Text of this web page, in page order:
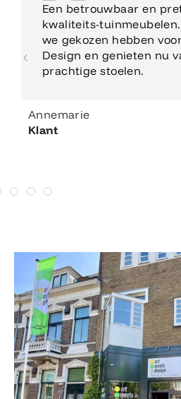
Een betrouwbaar en
kwaliteits-
we gekozen hebben
Design en genieten nu
prachtige stoelen.
Annemarie
Klant